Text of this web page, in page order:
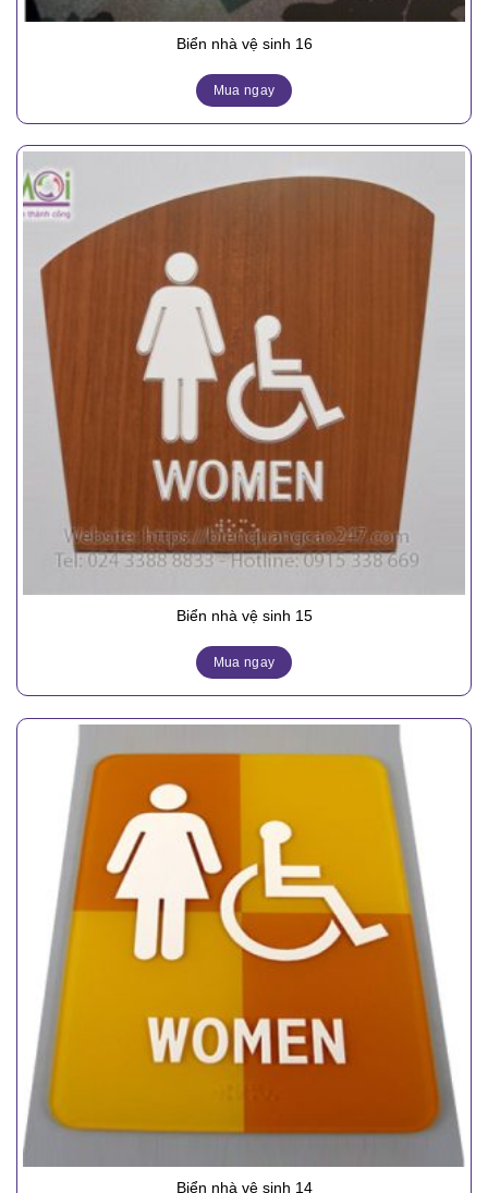
Biển nhà vệ sinh 16
Mua ngay
Biển nhà vệ sinh 15
Mua ngay
Biển nhà vệ sinh 14